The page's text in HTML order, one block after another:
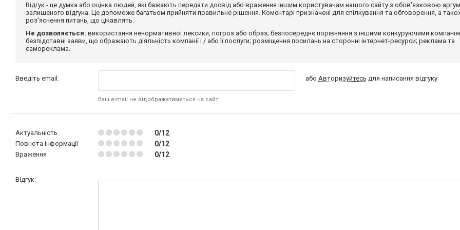
Відгук - це думка або оцінка людей, які бажають передати досвід або враження іншим користувачам нашого сайту з обов'язковою
залишеного відгука. Це допоможе багатьом прийняти правильне рішення. Коментарі призначені для спілкування та обговорення, а
роз'яснення питань, що цікавлять.
Не дозволяється: використання ненормативної лексики, погроз або образ; безпосереднє порівняння з іншими конкуруючими
безпідставні заяви, що ображають діяльність компанії і / або її послуги; розміщення посилань на сторонні інтернет-ресурси; реклама та
самореклама.
Введіть email:
Ваш e-mail не відображатиметься на сайті
або Авторизуйтесь для написання відгуку
Актуальність 0/12
Повнота інформації 0/12
Враження 0/12
Відгук: